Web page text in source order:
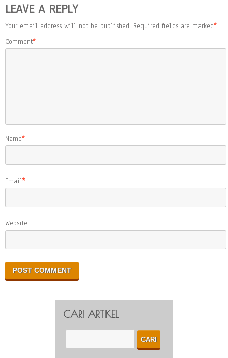
LEAVE A REPLY
Your email address will not be published. Required fields are marked*
Comment*
Name*
Email*
Website
CARI ARTIKEL